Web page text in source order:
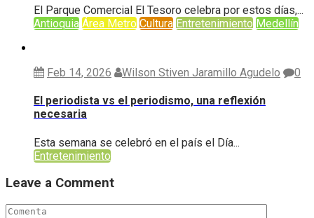
El Parque Comercial El Tesoro celebra por estos días,...
Antioquia Área Metro Cultura Entretenimiento Medellín
Feb 14, 2026 Wilson Stiven Jaramillo Agudelo 0
El periodista vs el periodismo, una reflexión
necesaria
Esta semana se celebró en el país el Día...
Entretenimiento
Leave a Comment